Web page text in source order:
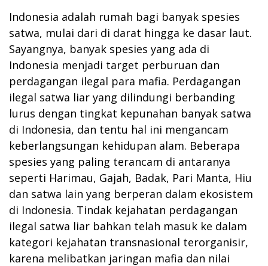
Indonesia adalah rumah bagi banyak spesies
satwa, mulai dari di darat hingga ke dasar laut.
Sayangnya, banyak spesies yang ada di
Indonesia menjadi target perburuan dan
perdagangan ilegal para mafia. Perdagangan
ilegal satwa liar yang dilindungi berbanding
lurus dengan tingkat kepunahan banyak satwa
di Indonesia, dan tentu hal ini mengancam
keberlangsungan kehidupan alam. Beberapa
spesies yang paling terancam di antaranya
seperti Harimau, Gajah, Badak, Pari Manta, Hiu
dan satwa lain yang berperan dalam ekosistem
di Indonesia. Tindak kejahatan perdagangan
ilegal satwa liar bahkan telah masuk ke dalam
kategori kejahatan transnasional terorganisir,
karena melibatkan jaringan mafia dan nilai